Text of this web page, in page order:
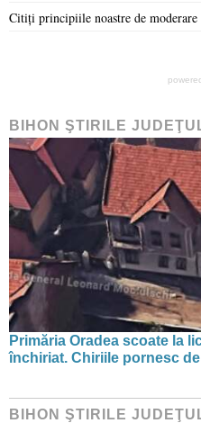
Citiți principiile noastre de moderare
BIHON ŞTIRILE
Primăria Oradea scoate la
închiriat. Chiriile pornesc
BIHON ŞTIRILE